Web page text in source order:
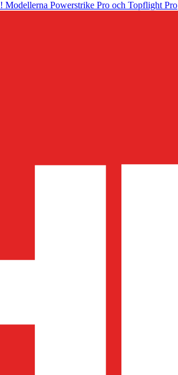
! Modellerna Powerstrike Pro och Topflight Pro